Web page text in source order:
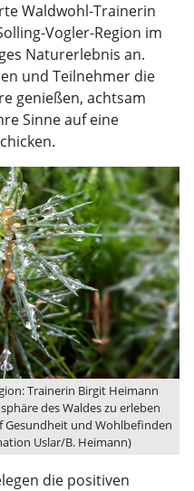
Waldwohl-Trainerin
Vogler-Region im
Naturerlebnis an.
und Teilnehmer die
genießen, achtsam
Sinne auf eine
Trainerin Birgit Heimann
des Waldes zu erleben
Gesundheit und Wohlbefinden
Uslar/B. Heimann)
die positiven